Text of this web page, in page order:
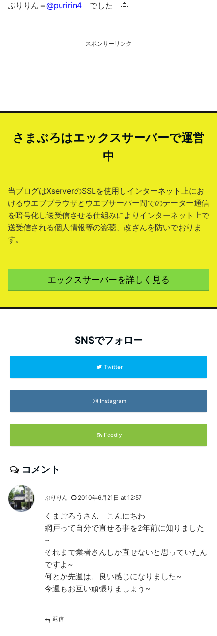
ぷりりん＝ @puririn4 でした 🍮
スポンサーリンク
さまぶろはエックスサーバーで運営
中
当ブログはXserverのSSLを使用しインターネット上にお
けるウエブブラウザとウエブサーバー間でのデーター通信
を暗号化し送受信させる仕組みによりインターネット上で
送受信される個人情報等の盗聴、改ざんを防いでおりま
す。
エックスサーバーを詳しく見る
SNSでフォロー
Twitter
Instagram
Feedly
コメント
ぷりりん 2010年6月21日 at 12:57
くまごろうさん こんにちわ
網戸って自分で直せる事を2年前に知りました
~
それまで業者さんしか直せないと思っていたん
ですよ~
何とか先週は、良い感じになりました~
今週もお互い頑張りましょう~
返信